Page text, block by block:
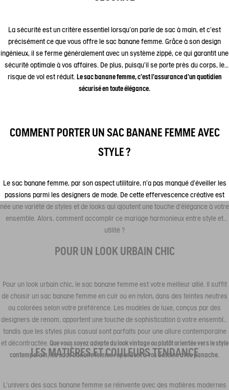
La sécurité est un critère essentiel lorsqu’on parle de sac à main, et c'est
précisément ce que vous offre le sac banane femme. Grâce à son design
ingénieux, il se ferme généralement avec un système zippé, ce qui garantit une
sécurité optimale à vos affaires. De plus, puisqu'il se porte près du corps, le
risque de vol est réduit. Le sac banane femme, c'est l'assurance d'un quotidien
sécurisé en toute élégance.
COMMENT PORTER UN SAC BANANE FEMME AVEC
STYLE ?
Le sac banane femme, par son aspect utilitaire, n'a pas manqué d'éveiller les
passions parmi les designers de mode. De cette effervescence créative est
née une variété de styles et de looks qui ajoutent une touche d'élégance à votre
ensemble. Alors, comment accomplir ce mariage harmonieux entre style et
utilité ?
POUR UN LOOK URBAIN CHIC
Pour un look urbain chic, le sac banane femme est votre meilleur allié. Il suffit
de choisir un sac banane femme en cuir ou en nylon, dans des teintes neutres
ou colorées selon votre préférence. Les modèles de luxe, conçus par des
designers de renom, apportent une touche de sophistication à votre ensemble,
tandis que les styles plus casual sont parfaits pour une allure contemporaine
et décontractée. Que vous soyez adepte du look vintage ou plutôt orientée vers le style
contemporain, les sacs banane femme répondent à vos besoins avec panache.
LES MATIÈRES ET COULEURS TENDANCE
L’univers des sacs banane femme se réinvente avec des matières modernes